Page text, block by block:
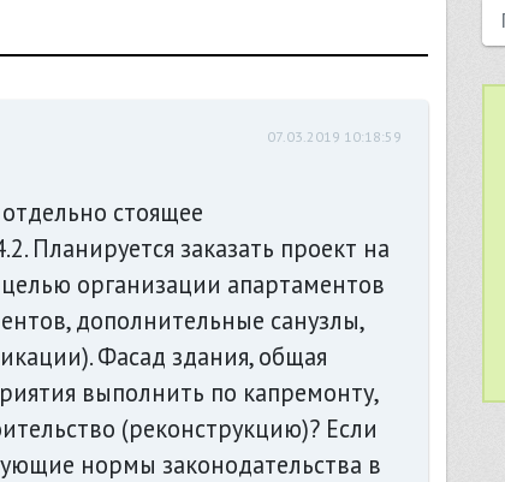
07.03.2019 10:18:59
стоящее
Планируется заказать проект на
организации апартаментов
дополнительные санузлы,
Фасад здания, общая
выполнить по капремонту,
(реконструкцию)? Если
нормы законодательства в